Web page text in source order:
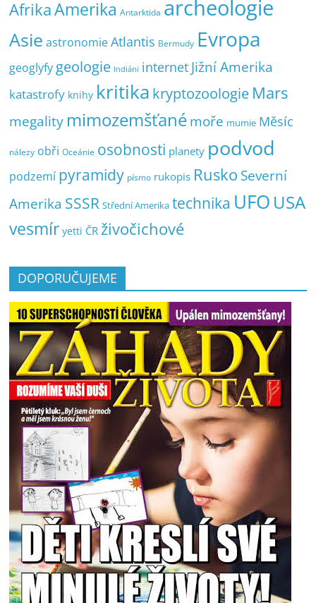
AfrikaAmerika Antarktida archeologie
Asie astronomie Atlantis Bermudy Evropa
geoglyfy geologie Indiáni internet Jižní Amerika
katastrofy knihy kritika kryptozoologie Mars
megality mimozemšťanémoře mumie Měsíc
nálezy obři Oceánie osobnosti planety podvod
podzemí pyramidy písmo rukopis Rusko Severní
Amerika SSSR Střední Amerika technika UFO USA
vesmír yetti ČR živočichové
DOPORUČUJEME